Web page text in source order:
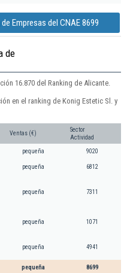
Empresas del CNAE 8699
de
16.870 del Ranking de Alicante.
en el ranking de Konig Estetic Sl. y
Ventas (€)
Sector
Actividad
pequeña 9020
pequeña 6812
pequeña 7311
pequeña 1071
pequeña 4941
pequeña 8699